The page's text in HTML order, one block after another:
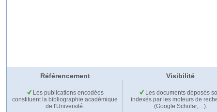
Référencement Visibilité
Les publications encodées
constituent la bibliographie académique
de l'Université.
Les documents déposés
indexés par les moteurs de
(Google Scholar,…).